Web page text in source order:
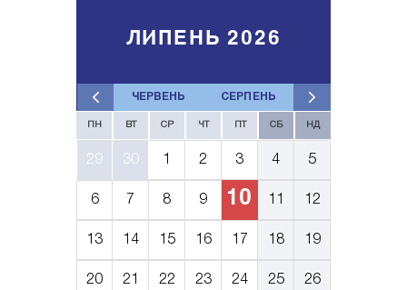
ЧЕРВЕНЬ СЕРПЕНЬ
ЛИПЕНЬ 2026
ПН ВТ СР ЧТ ПТ СБ НД
29 30 1 2 3 4 5
6 7 8 9 10 11 12
13 14 15 16 17 18 19
20 21 22 23 24 25 26